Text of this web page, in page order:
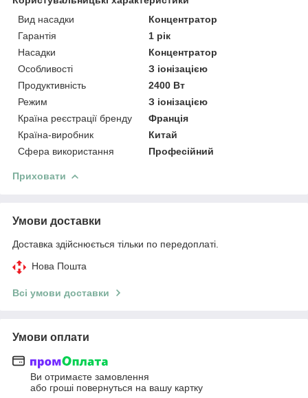
Вид насадки
Концентратор
Гарантія
1 рік
Насадки
Концентратор
Особливості
З іонізацією
Продуктивність
2400 Вт
Режим
З іонізацією
Країна реєстрації бренду
Франція
Країна-виробник
Китай
Сфера використання
Професійний
Приховати
Умови доставки
Доставка здійснюється тільки по передоплаті.
Нова Пошта
Всі умови доставки
Умови оплати
Ви отримаєте замовлення
або гроші повернуться на вашу картку